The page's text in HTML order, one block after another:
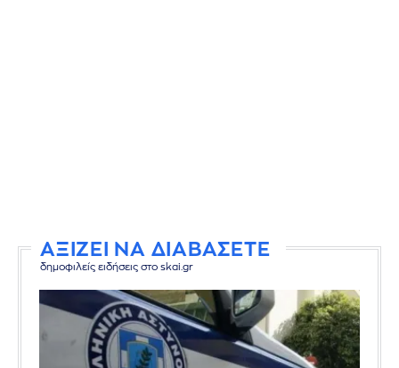
ΑΞΙΖΕΙ ΝΑ ΔΙΑΒΑΣΕΤΕ
δημοφιλείς ειδήσεις στο skai.gr